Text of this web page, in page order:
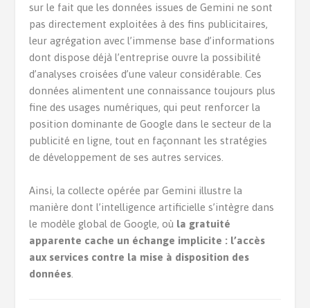
sur le fait que les données issues de Gemini ne sont
pas directement exploitées à des fins publicitaires,
leur agrégation avec l’immense base d’informations
dont dispose déjà l’entreprise ouvre la possibilité
d’analyses croisées d’une valeur considérable. Ces
données alimentent une connaissance toujours plus
fine des usages numériques, qui peut renforcer la
position dominante de Google dans le secteur de la
publicité en ligne, tout en façonnant les stratégies
de développement de ses autres services.
Ainsi, la collecte opérée par Gemini illustre la
manière dont l’intelligence artificielle s’intègre dans
le modèle global de Google, où la gratuité
apparente cache un échange implicite : l’accès
aux services contre la mise à disposition des
données